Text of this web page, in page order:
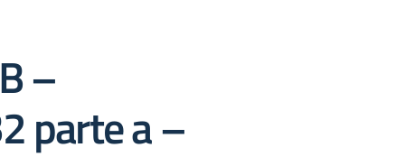
–
parte a –